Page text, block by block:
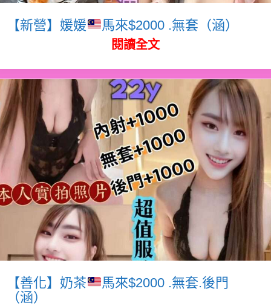
【新營】媛媛 馬來$2000 .無套（涵）
閱讀全文
【善化】奶茶
馬來$2000 .無套.後門
（涵）